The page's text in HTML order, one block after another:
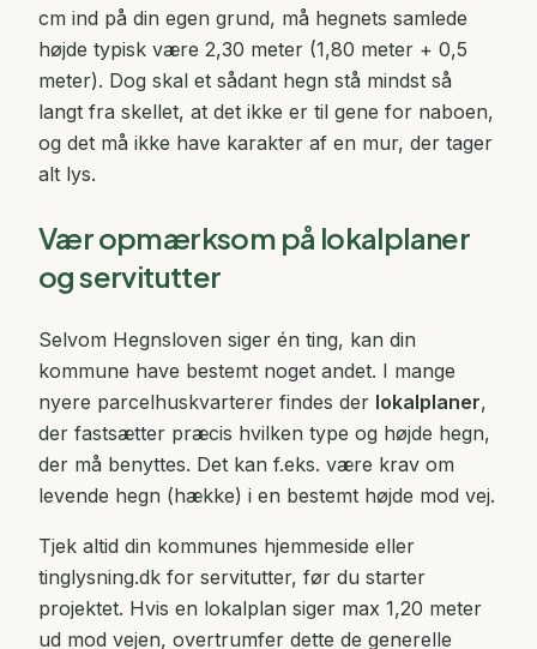
cm ind på din egen grund, må hegnets samlede
højde typisk være 2,30 meter (1,80 meter + 0,5
meter). Dog skal et sådant hegn stå mindst så
langt fra skellet, at det ikke er til gene for naboen,
og det må ikke have karakter af en mur, der tager
alt lys.
Vær opmærksom på lokalplaner
og servitutter
Selvom Hegnsloven siger én ting, kan din
kommune have bestemt noget andet. I mange
nyere parcelhuskvarterer findes der lokalplaner,
der fastsætter præcis hvilken type og højde hegn,
der må benyttes. Det kan f.eks. være krav om
levende hegn (hække) i en bestemt højde mod vej.
Tjek altid din kommunes hjemmeside eller
tinglysning.dk for servitutter, før du starter
projektet. Hvis en lokalplan siger max 1,20 meter
ud mod vejen, overtrumfer dette de generelle